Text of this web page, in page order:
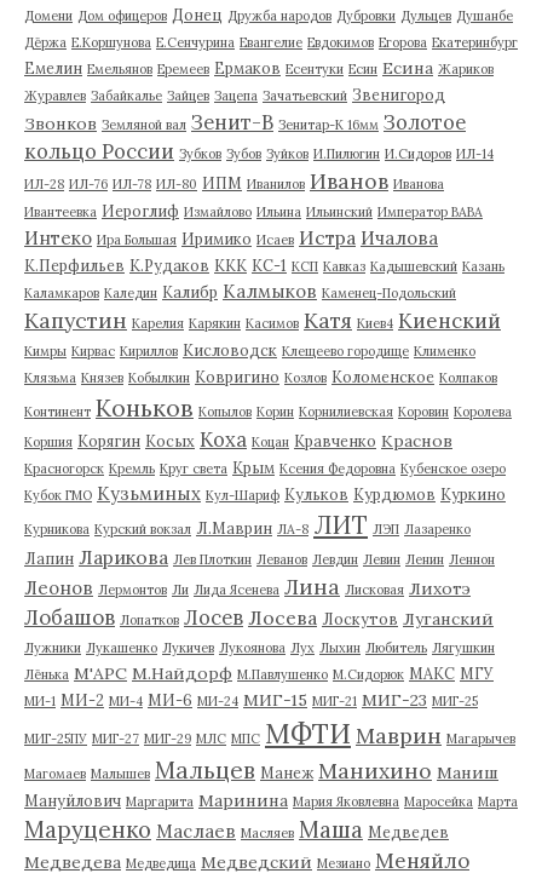
Домени Дом офицеров Донец Дружба народов Дубровки Дульцев Душанбе
Дёржа Е.Коршунова Е.Сенчурина Евангелие Евдокимов Егорова Екатеринбург
Емелин Емельянов Еремеев Ермаков Есентуки Есин Есина Жариков
Журавлев Забайкалье Зайцев Зацепа Зачатьевский Звенигород
Звонков Земляной вал Зенит-В Зенитар-К 16мм Золотое
кольцо России Зубков Зубов Зуйков И.Пилюгин И.Сидоров ИЛ-14
ИЛ-28 ИЛ-76 ИЛ-78 ИЛ-80 ИПМ Иванилов Иванов Иванова
Ивантеевка Иероглиф Измайлово Ильина Ильинский Император ВАВА
Интеко Ира Большая Иримико Исаев Истра Ичалова
К.Перфильев К.Рудаков ККК КС-1 КСП Кавказ Кадышевский Казань
Каламкаров Каледин Калибр Калмыков Каменец-Подольский
Капустин Карелия Карякин Касимов Катя Киев4 Киенский
Кимры Кирвас Кириллов Кисловодск Клещеево городище Клименко
Клязьма Князев Кобылкин Ковригино Козлов Коломенское Колпаков
Континент Коньков Копылов Корин Корнилиевская Коровин Королева
Коршия Корягин Косых Коха Коцан Кравченко Краснов
Красногорск Кремль Круг света Крым Ксения Федоровна Кубенское озеро
Кубок ГМО Кузьминых Кул-Шариф Кульков Курдюмов Куркино
Курникова Курский вокзал Л.Маврин ЛА-8 ЛИТ ЛЭП Лазаренко
Лапин Ларикова Лев Плоткин Леванов Левдин Левин Ленин Леннон
Леонов Лермонтов Ли Лида Ясенева Лина Лисковая Лихотэ
Лобашов Лопатков Лосев Лосева Лоскутов Луганский
Лужники Лукашенко Лукичев Лукоянова Лух Лыхин Любитель Лягушкин
Лёнька М'АРС М.Найдорф М.Павлушенко М.Сидорюк МАКС МГУ
МИ-1 МИ-2 МИ-4 МИ-6 МИ-24 МИГ-15 МИГ-21 МИГ-23 МИГ-25
МИГ-25ПУ МИГ-27 МИГ-29 МЛС МПС МФТИ Маврин Магарычев
Магомаев Малышев Мальцев Манеж Манихино Маниш
Мануйлович Маргарита Маринина Мария Яковлевна Маросейка Марта
Маруценко Маслаев Масляев Маша Медведев
Медведева Медведица Медведский Мезиано Меняйло